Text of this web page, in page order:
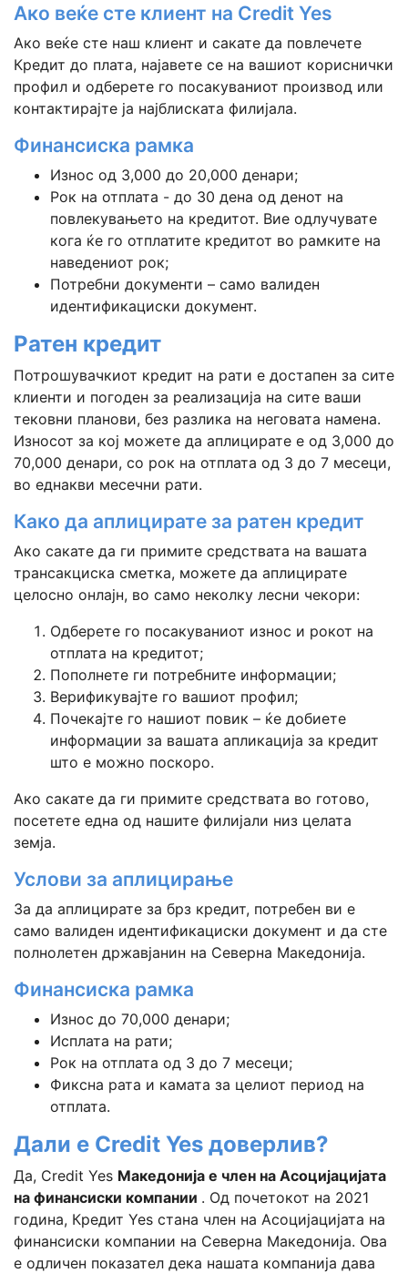
Ако веќе сте клиент на Credit Yes
Ако веќе сте наш клиент и сакате да повлечете
Кредит до плата, најавете се на вашиот кориснички
профил и одберете го посакуваниот производ или
контактирајте ја најблиската филијала.
Финансиска рамка
Износ од 3,000 до 20,000 денари;
Рок на отплата - до 30 дена од денот на
повлекувањето на кредитот. Вие одлучувате
кога ќе го отплатите кредитот во рамките на
наведениот рок;
Потребни документи – само валиден
идентификациски документ.
Ратен кредит
Потрошувачкиот кредит на рати е достапен за сите
клиенти и погоден за реализација на сите ваши
тековни планови, без разлика на неговата намена.
Износот за кој можете да аплицирате е од 3,000 до
70,000 денари, со рок на отплата од 3 до 7 месеци,
во еднакви месечни рати.
Како да аплицирате за ратен кредит
Ако сакате да ги примите средствата на вашата
трансакциска сметка, можете да аплицирате
целосно онлајн, во само неколку лесни чекори:
Одберете го посакуваниот износ и рокот на
отплата на кредитот;
Пополнете ги потребните информации;
Верификувајте го вашиот профил;
Почекајте го нашиот повик – ќе добиете
информации за вашата апликација за кредит
што е можно поскоро.
Ако сакате да ги примите средствата во готово,
посетете една од нашите филијали низ целата
земја.
Услови за аплицирање
За да аплицирате за брз кредит, потребен ви е
само валиден идентификациски документ и да сте
полнолетен државјанин на Северна Македонија.
Финансиска рамка
Износ до 70,000 денари;
Исплата на рати;
Рок на отплата од 3 до 7 месеци;
Фиксна рата и камата за целиот период на
отплата.
Дали е Credit Yes доверлив?
Да, Credit Yes Македонија е член на Асоцијацијата
на финансиски компании . Од почетокот на 2021
година, Кредит Yes стана член на Асоцијацијата на
финансиски компании на Северна Македонија. Ова
е одличен показател дека нашата компанија дава